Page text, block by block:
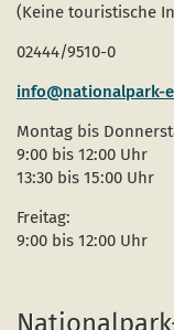
(Keine touristische
02444/9510-0
info@nationalpark-
Montag bis
9:00 bis 12:00 Uhr
13:30 bis 15:00 Uhr
Freitag:
9:00 bis 12:00 Uhr